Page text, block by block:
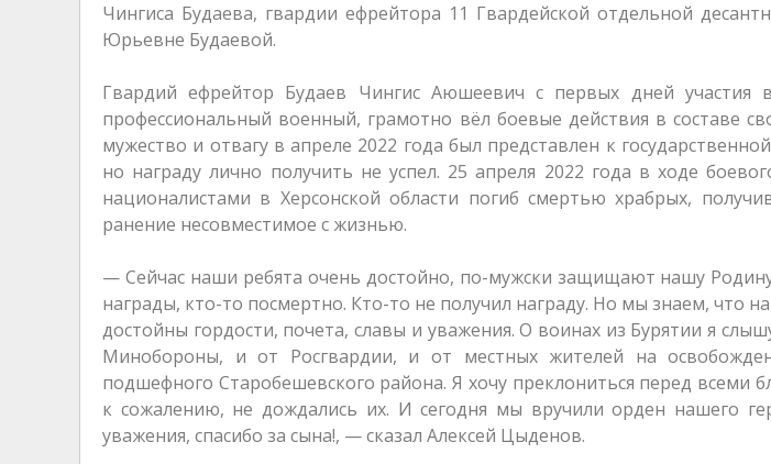
Чингиса Будаева, гвардии ефрейтора 11 Гвардейской отдельной
Юрьевне Будаевой.
Гвардий ефрейтор Будаев Чингис Аюшеевич с первых дней участия
профессиональный военный, грамотно вёл боевые действия в составе
мужество и отвагу в апреле 2022 года был представлен к
но награду лично получить не успел. 25 апреля 2022 года в ходе
националистами в Херсонской области погиб смертью храбрых,
ранение несовместимое с жизнью.
— Сейчас наши ребята очень достойно, по-мужски защищают нашу
награды, кто-то посмертно. Кто-то не получил награду. Но мы знаем, что
достойны гордости, почета, славы и уважения. О воинах из Бурятии я
Минобороны, и от Росгвардии, и от местных жителей на
подшефного Старобешевского района. Я хочу преклониться перед всеми
к сожалению, не дождались их. И сегодня мы вручили орден нашего
уважения, спасибо за сына!, — сказал Алексей Цыденов.